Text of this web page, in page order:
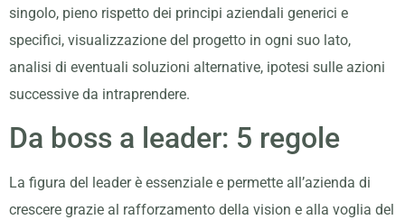
singolo, pieno rispetto dei principi aziendali generici e
specifici, visualizzazione del progetto in ogni suo lato,
analisi di eventuali soluzioni alternative, ipotesi sulle azioni
successive da intraprendere.
Da boss a leader: 5 regole
La figura del leader è essenziale e permette all’azienda di
crescere grazie al rafforzamento della vision e alla voglia del